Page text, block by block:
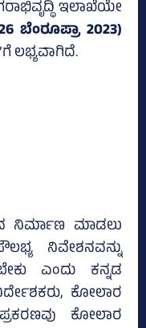
ಇಲಾಖೆಯೇ
ಬೆಂರೂಪ್ರಾ 2023)
ಲಭ್ಯವಾಗಿದೆ.
ನಿರ್ಮಾಣ ಮಾಡಲು
ನಿವೇಶನವನ್ನು
ಎಂದು ಕನ್ನಡ
ಕೋಲಾರ
ಕೋಲಾರ